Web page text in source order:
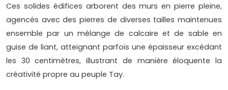
Ces solides édifices arborent des murs en pierre pleine,
agencés avec des pierres de diverses tailles maintenues
ensemble par un mélange de calcaire et de sable en
guise de liant, atteignant parfois une épaisseur excédant
les 30 centimètres, illustrant de manière éloquente la
créativité propre au peuple Tay.